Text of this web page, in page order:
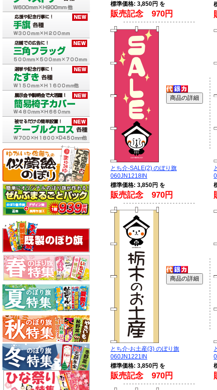
標準価格: 3,850円 を
販売記念 970円
とち介-SALE(2) のぼり旗
060JN1218IN
標準価格: 3,850円 を
販売記念 970円
とち介-お土産(3) のぼり旗
060JN1221IN
標準価格: 3,850円 を
販売記念 970円